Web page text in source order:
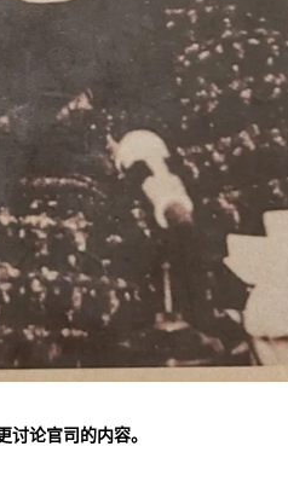
论官司的内容。